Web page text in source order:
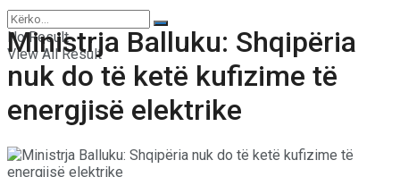
No Result
View All Result
Ministrja Balluku: Shqipëria
nuk do të ketë kufizime të
energjisë elektrike